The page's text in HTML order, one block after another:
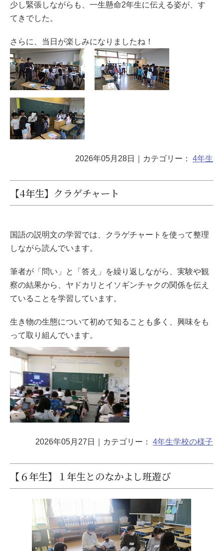
少し緊張しながらも、一生懸命2年生に伝える姿が、す
てきでした。
さらに、当日が楽しみになりましたね！
2026年05月28日 ｜カテゴリー： 4年生
【4年生】クラゲチャート
国語の説明文の学習では、クラゲチャートを使って整理
しながら読んでいます。
筆者が「問い」と「答え」を繰り返しながら、実験や観
察の結果から、ヤドカリとイソギンチャクの関係を伝え
ていることを学習しています。
生き物の生態について初めて知ることも多く、興味をも
って取り組んでいます。
2026年05月27日 ｜カテゴリー： 4年生学校の様子
【６年生】１年生とのなかよし班遊び